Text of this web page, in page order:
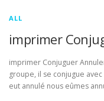
ALL
imprimer
imprimer Conjuguer
groupe, il se conjugue
eut annulé nous eûmes